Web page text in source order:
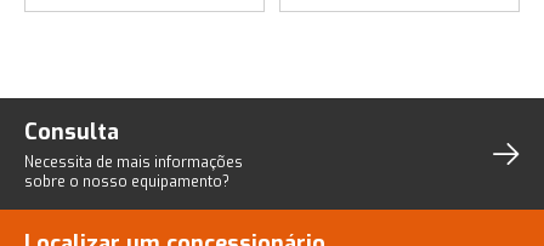
Consulta
Necessita de mais informações
sobre o nosso equipamento?